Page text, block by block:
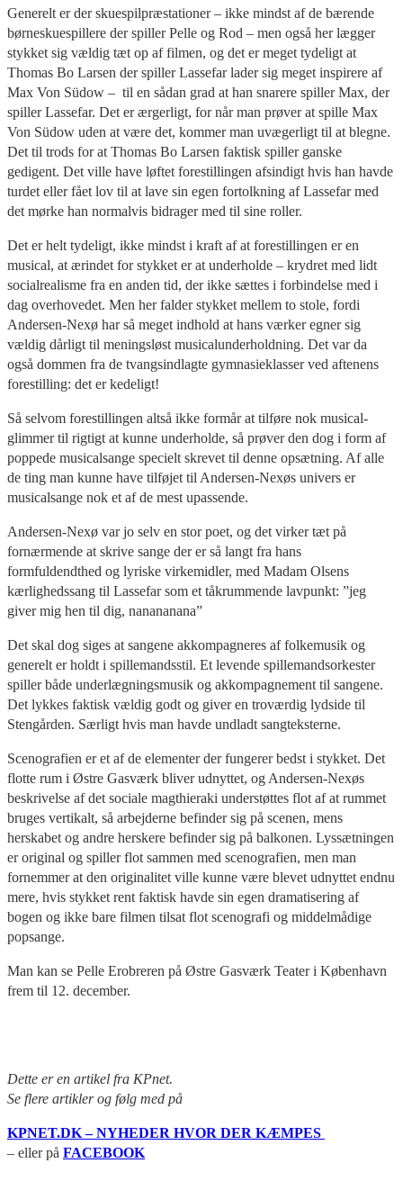
Generelt er der skuespilpræstationer – ikke mindst af de bærende
børneskuespillere der spiller Pelle og Rod – men også her lægger
stykket sig vældig tæt op af filmen, og det er meget tydeligt at
Thomas Bo Larsen der spiller Lassefar lader sig meget inspirere af
Max Von Südow – til en sådan grad at han snarere spiller Max, der
spiller Lassefar. Det er ærgerligt, for når man prøver at spille Max
Von Südow uden at være det, kommer man uvægerligt til at blegne.
Det til trods for at Thomas Bo Larsen faktisk spiller ganske
gedigent. Det ville have løftet forestillingen afsindigt hvis han havde
turdet eller fået lov til at lave sin egen fortolkning af Lassefar med
det mørke han normalvis bidrager med til sine roller.
Det er helt tydeligt, ikke mindst i kraft af at forestillingen er en
musical, at ærindet for stykket er at underholde – krydret med lidt
socialrealisme fra en anden tid, der ikke sættes i forbindelse med i
dag overhovedet. Men her falder stykket mellem to stole, fordi
Andersen-Nexø har så meget indhold at hans værker egner sig
vældig dårligt til meningsløst musicalunderholdning. Det var da
også dommen fra de tvangsindlagte gymnasieklasser ved aftenens
forestilling: det er kedeligt!
Så selvom forestillingen altså ikke formår at tilføre nok musical-
glimmer til rigtigt at kunne underholde, så prøver den dog i form af
poppede musicalsange specielt skrevet til denne opsætning. Af alle
de ting man kunne have tilføjet til Andersen-Nexøs univers er
musicalsange nok et af de mest upassende.
Andersen-Nexø var jo selv en stor poet, og det virker tæt på
fornærmende at skrive sange der er så langt fra hans
formfuldendthed og lyriske virkemidler, med Madam Olsens
kærlighedssang til Lassefar som et tåkrummende lavpunkt: ”jeg
giver mig hen til dig, nanananana”
Det skal dog siges at sangene akkompagneres af folkemusik og
generelt er holdt i spillemandsstil. Et levende spillemandsorkester
spiller både underlægningsmusik og akkompagnement til sangene.
Det lykkes faktisk vældig godt og giver en troværdig lydside til
Stengården. Særligt hvis man havde undladt sangteksterne.
Scenografien er et af de elementer der fungerer bedst i stykket. Det
flotte rum i Østre Gasværk bliver udnyttet, og Andersen-Nexøs
beskrivelse af det sociale magthieraki understøttes flot af at rummet
bruges vertikalt, så arbejderne befinder sig på scenen, mens
herskabet og andre herskere befinder sig på balkonen. Lyssætningen
er original og spiller flot sammen med scenografien, men man
fornemmer at den originalitet ville kunne være blevet udnyttet endnu
mere, hvis stykket rent faktisk havde sin egen dramatisering af
bogen og ikke bare filmen tilsat flot scenografi og middelmådige
popsange.
Man kan se Pelle Erobreren på Østre Gasværk Teater i København
frem til 12. december.
Dette er en artikel fra KPnet.
Se flere artikler og følg med på
KPNET.DK – NYHEDER HVOR DER KÆMPES
– eller på FACEBOOK